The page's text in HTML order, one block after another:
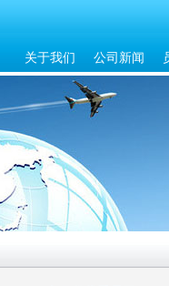
关于我们 公司新闻